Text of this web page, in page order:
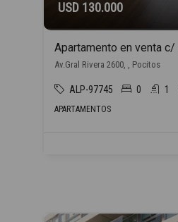
USD 130.000
Av.Gral Rivera 2600, , Pocitos
ALP-97745 0 1
APARTAMENTOS